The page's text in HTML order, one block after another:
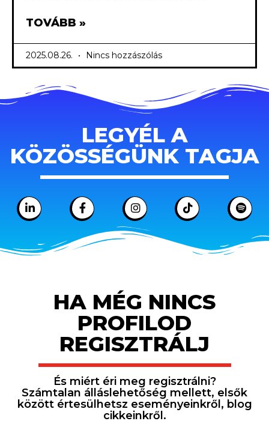
TOVÁBB »
2025.08.26. Nincs hozzászólás
LEGYÉL A
KÖZÖSSÉGÜNK TAGJA
HA MÉG NINCS
PROFILOD
REGISZTRÁLJ
És miért éri meg regisztrálni?
Számtalan álláslehetőség mellett, elsők
között értesülhetsz eseményeinkről, blog
cikkeinkről.